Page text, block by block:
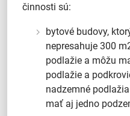
činnosti sú:
bytové budovy,
nepresahuje 300
podlažie a môžu
podlažie a
nadzemné
mať aj jedno